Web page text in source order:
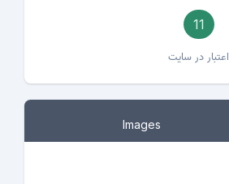
11
اعتبار در سایت
Images